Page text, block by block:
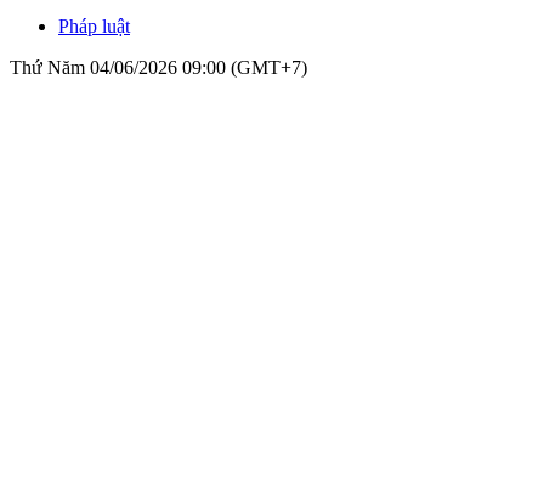
Pháp luật
Thứ Năm 04/06/2026 09:00 (GMT+7)